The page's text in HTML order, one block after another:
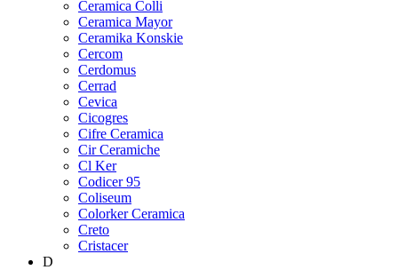
Ceramica Colli
Ceramica Mayor
Ceramika Konskie
Cercom
Cerdomus
Cerrad
Cevica
Cicogres
Cifre Ceramica
Cir Ceramiche
Cl Ker
Codicer 95
Coliseum
Colorker Ceramica
Creto
Cristacer
D